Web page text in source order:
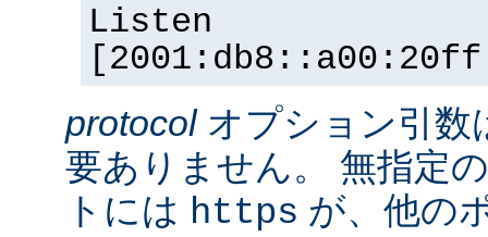
Listen
protocolオプション引数
要ありません。 無指定
トには https が、他の